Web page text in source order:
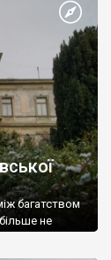
багатством
не